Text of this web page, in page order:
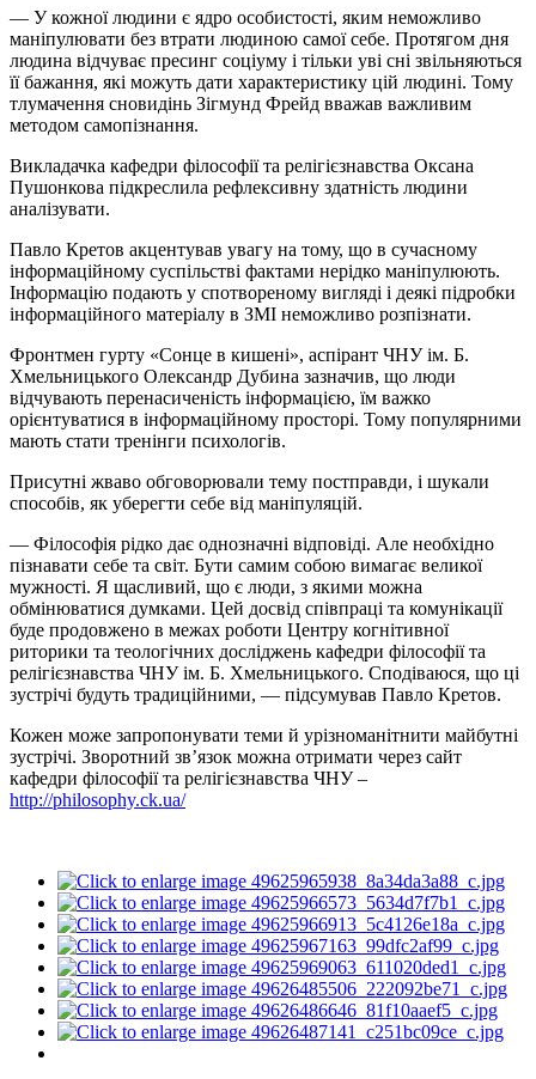
— У кожної людини є ядро особистості, яким неможливо
маніпулювати без втрати людиною самої себе. Протягом дня
людина відчуває пресинг соціуму і тільки уві сні звільняються
її бажання, які можуть дати характеристику цій людині. Тому
тлумачення сновидінь Зігмунд Фрейд вважав важливим
методом самопізнання.
Викладачка кафедри філософії та релігієзнавства Оксана
Пушонкова підкреслила рефлексивну здатність людини
аналізувати.
Павло Кретов акцентував увагу на тому, що в сучасному
інформаційному суспільстві фактами нерідко маніпулюють.
Інформацію подають у спотвореному вигляді і деякі підробки
інформаційного матеріалу в ЗМІ неможливо розпізнати.
Фронтмен гурту «Сонце в кишені», аспірант ЧНУ ім. Б.
Хмельницького Олександр Дубина зазначив, що люди
відчувають перенасиченість інформацією, їм важко
орієнтуватися в інформаційному просторі. Тому популярними
мають стати тренінги психологів.
Присутні жваво обговорювали тему постправди, і шукали
способів, як уберегти себе від маніпуляцій.
— Філософія рідко дає однозначні відповіді. Але необхідно
пізнавати себе та світ. Бути самим собою вимагає великої
мужності. Я щасливий, що є люди, з якими можна
обмінюватися думками. Цей досвід співпраці та комунікації
буде продовжено в межах роботи Центру когнітивної
риторики та теологічних досліджень кафедри філософії та
релігієзнавства ЧНУ ім. Б. Хмельницького. Сподіваюся, що ці
зустрічі будуть традиційними, — підсумував Павло Кретов.
Кожен може запропонувати теми й урізноманітнити майбутні
зустрічі. Зворотний зв’язок можна отримати через сайт
кафедри філософії та релігієзнавства ЧНУ –
http://philosophy.ck.ua/